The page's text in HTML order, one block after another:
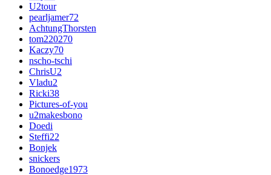
U2tour
pearljamer72
AchtungThorsten
tom220270
Kaczy70
nscho-tschi
ChrisU2
Vladu2
Ricki38
Pictures-of-you
u2makesbono
Doedi
Steffi22
Bonjek
snickers
Bonoedge1973